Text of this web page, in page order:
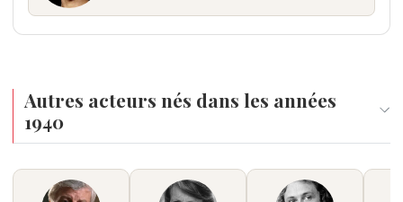
Autres acteurs nés dans les années
1940